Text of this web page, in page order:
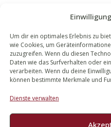
Um dir ein optimales Erlebnis zu
wie Cookies, um
zuzugreifen. Wenn du diesen
Daten wie das Surfverhalten oder
verarbeiten. Wenn du deine
können bestimmte Merkmale und
Dienste verwalten
WALEK
Bachstraße 13
56727 Mayen
02651 98 900
info@walek-